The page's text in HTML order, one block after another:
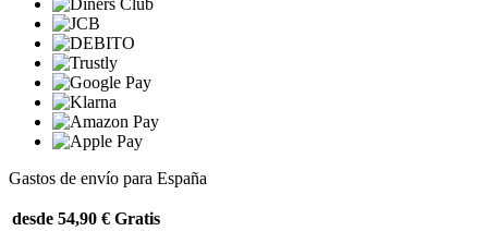
Gastos de envío para España
desde 54,90 € Gratis